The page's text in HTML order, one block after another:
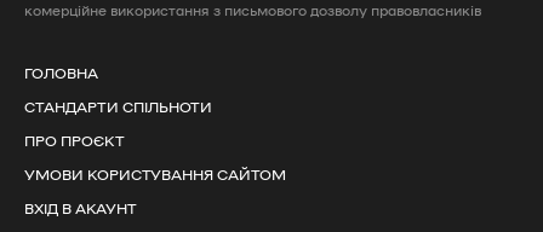
комерційне використання з письмового дозволу правовласників
ГОЛОВНА
СТАНДАРТИ СПІЛЬНОТИ
ПРО ПРОЄКТ
УМОВИ КОРИСТУВАННЯ САЙТОМ
ВХІД В АКАУНТ